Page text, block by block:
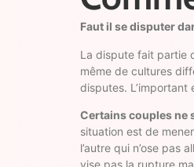
Faut il se disputer
La dispute fait partie
même de cultures
disputes.
Certains couples ne
situation est de
l’autre qui n’ose pas